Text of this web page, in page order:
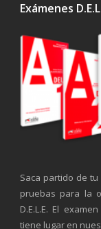
Exámenes
Saca partido de
pruebas para la
D.E.L.E. El
tiene lugar en